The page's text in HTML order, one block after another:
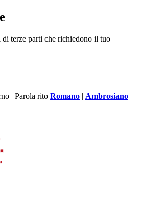
terze parti che richiedono il tuo
| Parola rito Romano | Ambrosiano